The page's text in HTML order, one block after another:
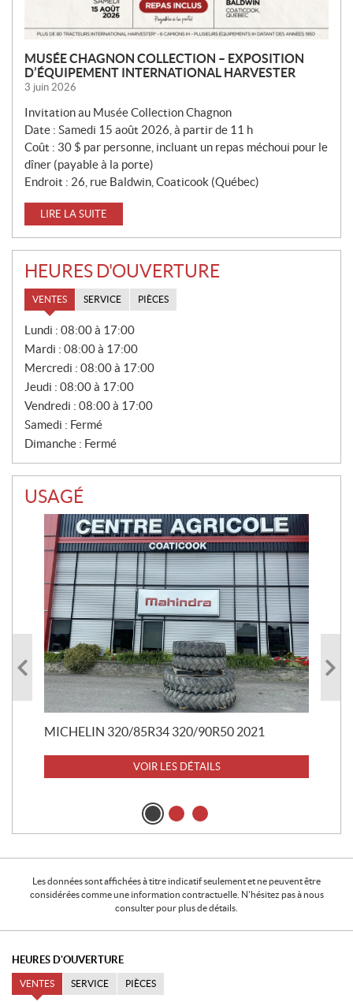
MUSÉE CHAGNON COLLECTION – EXPOSITION
D’ÉQUIPEMENT INTERNATIONAL HARVESTER
3 juin 2026
Invitation au Musée Collection Chagnon
Date : Samedi 15 août 2026, à partir de 11 h
Coût : 30 $ par personne, incluant un repas méchoui pour le
dîner (payable à la porte)
Endroit : 26, rue Baldwin, Coaticook (Québec)
LIRE LA SUITE
HEURES D'OUVERTURE
VENTES SERVICE PIÈCES
V
N
T
S
Lundi : 08:00 à 17:00
Mardi : 08:00 à 17:00
Mercredi : 08:00 à 17:00
Jeudi : 08:00 à 17:00
Vendredi : 08:00 à 17:00
Samedi : Fermé
Dimanche : Fermé
USAGÉ
MICHELIN 320/85R34 320/90R50 2021
VOIR LES DÉTAILS
37
Les données sont affichées à titre indicatif seulement et ne peuvent être
considérées comme une information contractuelle. N'hésitez pas à nous
consulter pour plus de détails.
HEURES D'OUVERTURE
VENTES SERVICE PIÈCES